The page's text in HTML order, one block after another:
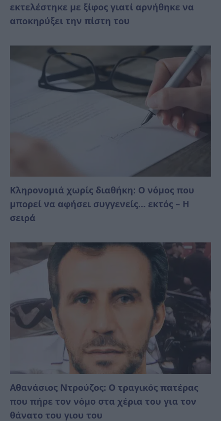
εκτελέστηκε με ξίφος γιατί αρνήθηκε να
αποκηρύξει την πίστη του
Κληρονομιά χωρίς διαθήκη: Ο νόμος που
μπορεί να αφήσει συγγενείς… εκτός – Η
σειρά
Αθανάσιος Ντρούζος: Ο τραγικός πατέρας
που πήρε τον νόμο στα χέρια του για τον
θάνατο του γιου του